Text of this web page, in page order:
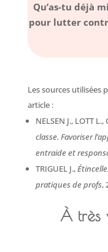
Qu’as-tu déjà
pour lutter
Les sources utilisées
article :
NELSEN J., LOTT L.,
classe. Favoriser
entraide et
TRIGUEL J.,
pratiques de profs,
À très